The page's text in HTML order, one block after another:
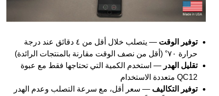
توفير الوقت
— يتصلب خلال أقل من ٤ دقائق عند درجة
حرارة ٧٠° (أقل من نصف الوقت مقارنة بالمنتجات الرائدة)
تقليل الهدر — استخدم الكمية التي تحتاجها فقط مع عبوة
QC12 متعددة الاستخدام
توفير التكاليف — سعر أقل، مع سرعة التصلب وعدم الهدر